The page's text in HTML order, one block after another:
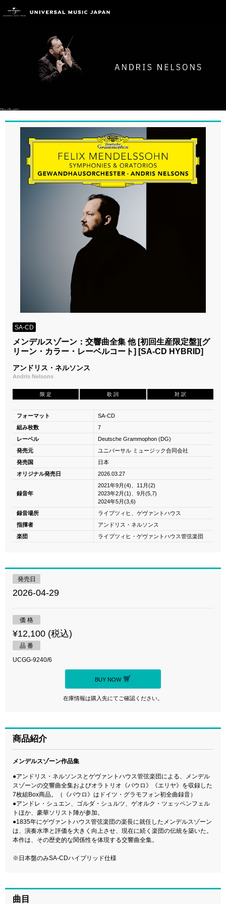
SA-CD
メンデルスゾーン：交響曲全集 他 [初回生産限定盤][グ
リーン・カラー・レーベルコート] [SA-CD HYBRID]
アンドリス・ネルソンス
Andris Nelsons
限 定 歌 詞 対 訳
フォーマット
SA-CD
組み枚数
7
レーベル
Deutsche Grammophon (DG)
発売元
ユニバーサル ミュージック合同会社
発売国
日本
オリジナル発売日
2026.03.27
録音年
2021年9月(4)、11月(2)
2023年2月(1)、9月(5,7)
2024年5月(3,6)
録音場所
ライプツィヒ、ゲヴァントハウス
指揮者
アンドリス・ネルソンス
楽団
ライプツィヒ・ゲヴァントハウス管弦楽団
発売日
2026-04-29
価 格
¥12,100 (税込)
品 番
UCGG-9240/6
BUY NOW
在庫情報は購入先にてご確認ください。
商品紹介
メンデルスゾーン作品集
●アンドリス・ネルソンスとゲヴァントハウス管弦楽団による、メンデル
スゾーンの交響曲全集およびオラトリオ《パウロ》《エリヤ》を収録した
7枚組Box商品。（《パウロ》はドイツ・グラモフォン初全曲録音）
●アンドレ・シュエン、ゴルダ・シュルツ、ゲオルク・ツェッペンフェル
トほか、豪華ソリスト陣が参加。
●1835年にゲヴァントハウス管弦楽団の楽長に就任したメンデルスゾーン
は、演奏水準と評価を大きく向上させ、現在に続く楽団の伝統を築いた。
本作は、その歴史的な関係性を体現する交響曲全集。
※日本盤のみSA-CDハイブリッド仕様
曲目